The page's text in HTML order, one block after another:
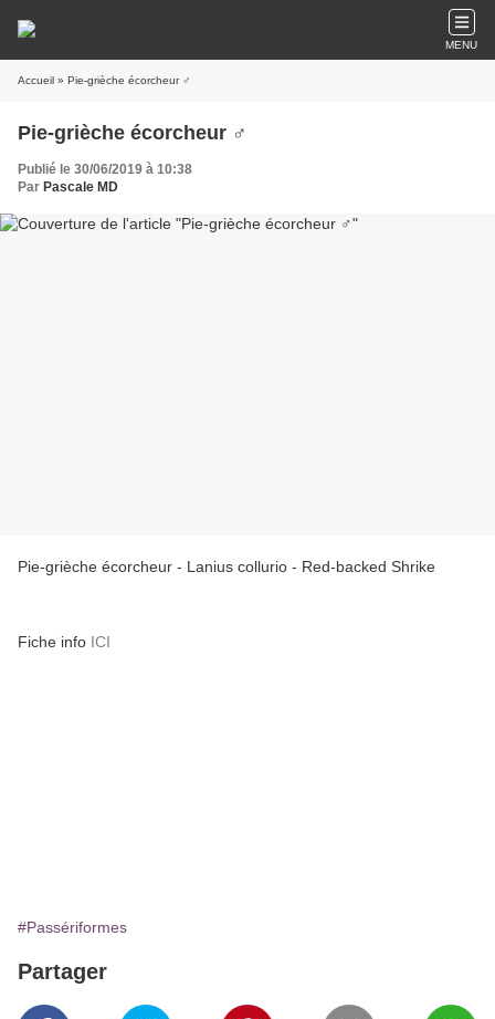
MENU
Accueil » Pie-grièche écorcheur ♂
Pie-grièche écorcheur ♂
Publié le 30/06/2019 à 10:38
Par Pascale MD
Pie-grièche écorcheur - Lanius collurio - Red-backed Shrike
Fiche info ICI
#Passériformes
Partager